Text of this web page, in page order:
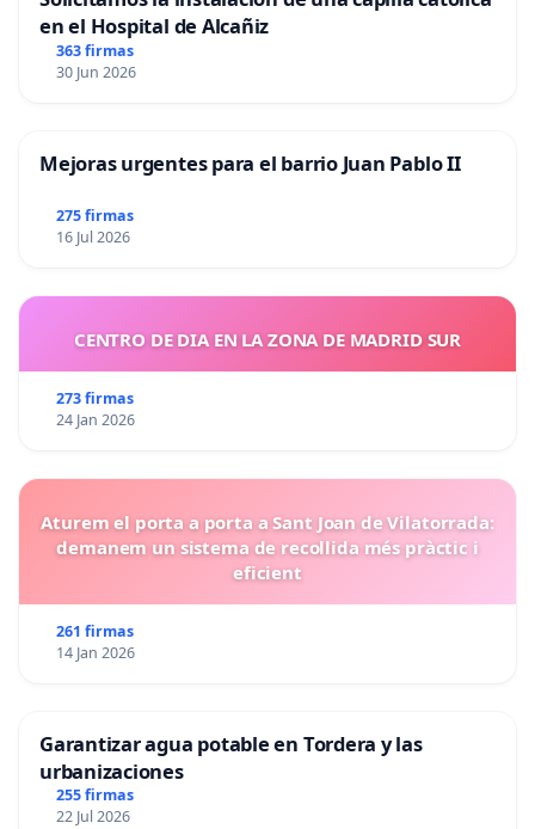
en el Hospital de Alcañiz
363 firmas
30 Jun 2026
Mejoras urgentes para el barrio Juan Pablo II
275 firmas
16 Jul 2026
CENTRO DE DIA EN LA ZONA DE MADRID SUR
273 firmas
24 Jan 2026
Aturem el porta a porta a Sant Joan de Vilatorrada:
demanem un sistema de recollida més pràctic i
eficient
261 firmas
14 Jan 2026
Garantizar agua potable en Tordera y las
urbanizaciones
255 firmas
22 Jul 2026